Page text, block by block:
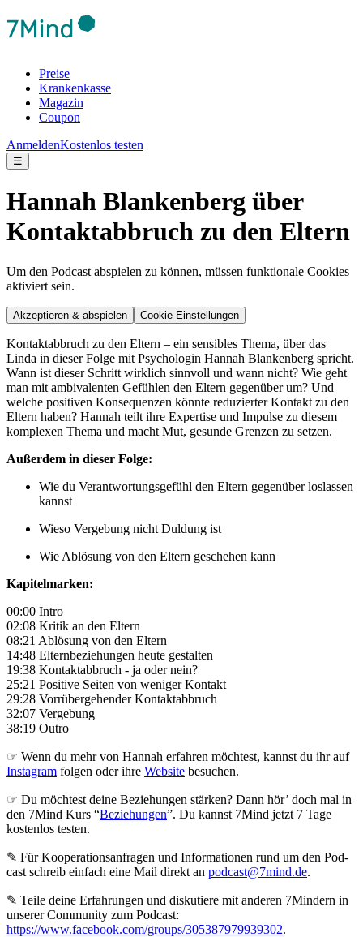
Preise
Krankenkasse
Magazin
Coupon
AnmeldenKostenlos testen
☰
Hannah Blankenberg über
Kontaktabbruch zu den Eltern
Um den Podcast abspielen zu können, müssen funktionale Cookies
aktiviert sein.
Akzeptieren & abspielen Cookie-Einstellungen
Kontaktabbruch zu den Eltern – ein sensibles Thema, über das
Linda in dieser Folge mit Psychologin Hannah Blankenberg spricht.
Wann ist dieser Schritt wirklich sinnvoll und wann nicht? Wie geht
man mit ambivalenten Gefühlen den Eltern gegenüber um? Und
welche positiven Konsequenzen könnte reduzierter Kontakt zu den
Eltern haben? Hannah teilt ihre Expertise und Impulse zu diesem
komplexen Thema und macht Mut, gesunde Grenzen zu setzen.
Außerdem in dieser Folge:
Wie du Verantwortungsgefühl den Eltern gegenüber loslassen
kannst
Wieso Vergebung nicht Duldung ist
Wie Ablösung von den Eltern geschehen kann
Kapitelmarken:
00:00 Intro
02:08 Kritik an den Eltern
08:21 Ablösung von den Eltern
14:48 Elternbeziehungen heute gestalten
19:38 Kontaktabbruch - ja oder nein?
25:21 Positive Seiten von weniger Kontakt
29:28 Vorrübergehender Kontaktabbruch
32:07 Vergebung
38:19 Outro
☞ Wenn du mehr von Hannah erfahren möchtest, kannst du ihr auf
Instagram folgen oder ihre Website besuchen.
☞ Du möchtest deine Beziehungen stärken? Dann hör’ doch mal in
den 7Mind Kurs “Beziehungen”. Du kannst 7Mind jetzt 7 Tage
kostenlos testen.
✎ Für Koope­ra­ti­ons­an­fra­gen und Infor­ma­tio­nen rund um den Pod­
cast schreib ein­fach eine Mail direkt an podcast@7mind.de.
✎ Teile deine Erfahrungen und diskutiere mit anderen 7Mindern in
unserer Community zum Podcast:
https://www.facebook.com/groups/305387979939302.